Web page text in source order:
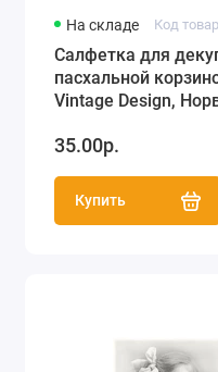
На складе Код
Салфетка для
пасхальной
Vintage Design,
35.00р.
Купить